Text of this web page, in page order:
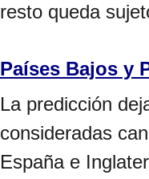
resto queda
Países Bajos y
La predicción
consideradas
España e